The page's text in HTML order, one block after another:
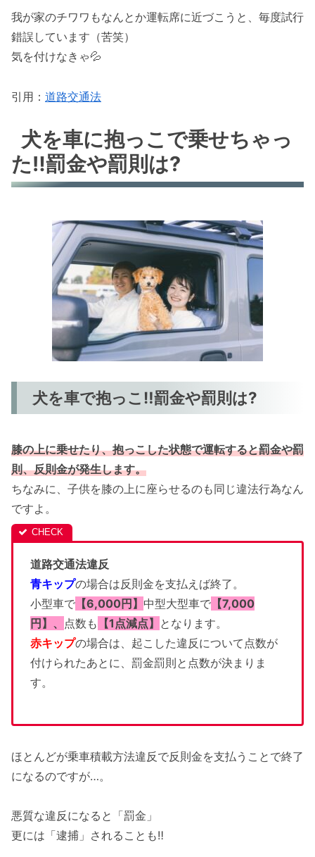
我が家のチワワもなんとか運転席に近づこうと、毎度試行
錯誤しています（苦笑）
気を付けなきゃ💦
引用： 道路交通法
犬を車に抱っこで乗せちゃっ
た‼罰金や罰則は?
犬を車で抱っこ‼罰金や罰則は?
膝の上に乗せたり、抱っこした状態で運転すると罰金や罰
則、反則金が発生します。
ちなみに、子供を膝の上に座らせるのも同じ違法行為なん
ですよ。
道路交通法違反
青キップの場合は反則金を支払えば終了。
小型車で 【6,000円】 中型大型車で 【7,000
円】、 点数も 【1点減点】 となります。
赤キップの場合は、起こした違反について点数が
付けられたあとに、罰金罰則と点数が決まりま
す。
ほとんどが乗車積載方法違反で反則金を支払うことで終了
になるのですが…。
悪質な違反になると「罰金」
更には「逮捕」されることも‼